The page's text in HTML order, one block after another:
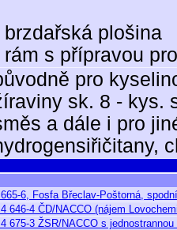
brzdařská plošina
rám s přípravou
pro
sk. 8 - kys.
a dále i pro
6, Fosfa Břeclav-Poštorná,
646-4 ČD/NACCO (nájem
675-3 ŽSR/NACCO s